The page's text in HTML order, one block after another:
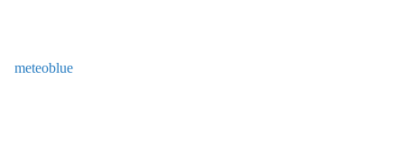
meteoblue